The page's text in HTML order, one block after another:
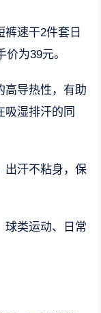
速干2件套日
为39元。
高导热性，有助
吸湿排汗的同
出汗不粘身，保
球类运动、日常